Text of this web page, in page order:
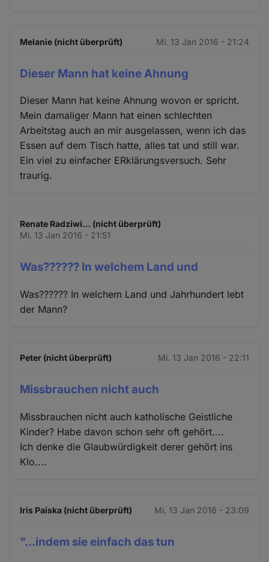
Melanie (nicht überprüft) Mi. 13 Jan 2016 - 21:24
Dieser Mann hat keine Ahnung
Dieser Mann hat keine Ahnung wovon er spricht.
Mein damaliger Mann hat einen schlechten
Arbeitstag auch an mir ausgelassen, wenn ich das
Essen auf dem Tisch hatte, alles tat und still war.
Ein viel zu einfacher ERklärungsversuch. Sehr
traurig.
Renate Radziwi… (nicht überprüft)
Mi. 13 Jan 2016 - 21:51
Was?????? In welchem Land und
Was?????? In welchem Land und Jahrhundert lebt
der Mann?
Peter (nicht überprüft) Mi. 13 Jan 2016 - 22:11
Missbrauchen nicht auch
Missbrauchen nicht auch katholische Geistliche
Kinder? Habe davon schon sehr oft gehört....
Ich denke die Glaubwürdigkeit derer gehört ins
Klo....
Iris Paiska (nicht überprüft) Mi. 13 Jan 2016 - 23:09
"...indem sie einfach das tun